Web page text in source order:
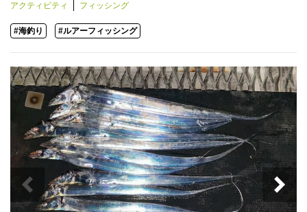
アクティビティ フィッシング
#海釣り #ルアーフィッシング